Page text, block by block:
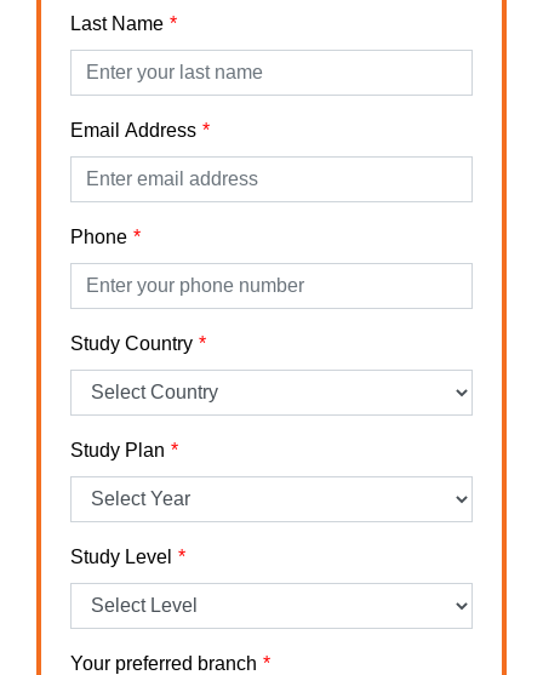
Last Name
Email Address
Phone
Study Country
Study Plan
Study Level
Your preferred branch